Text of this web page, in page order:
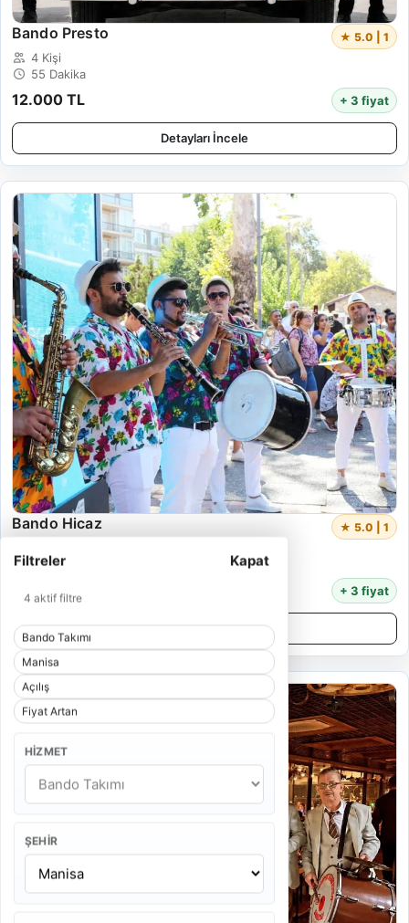
Filtreler Kapat
4 aktif filtre
Bando Takımı
Manisa
Açılış
Fiyat Artan
HIZMET
ŞEHIR
Bando Presto ★ 5.0 | 1
4 Kişi
55 Dakika
12.000 TL + 3 fiyat
Detayları İncele
Bando Hicaz ★ 5.0 | 1
25 Dakika
15.000 TL + 3 fiyat